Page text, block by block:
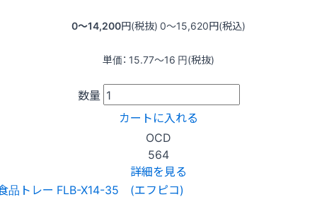
0〜14,200円(税抜) 0〜15,620円(税込)
単価： 15.77〜16 円(税抜)
数量
カートに入れる
OCD
564
詳細を見る